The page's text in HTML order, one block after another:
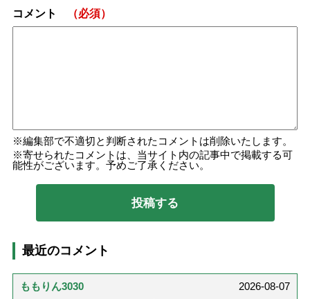
コメント （必須）
編集部で不適切と判断されたコメントは削除いたします。
寄せられたコメントは、当サイト内の記事中で掲載する可
能性がございます。予めご了承ください。
最近のコメント
ももりん3030
2026-08-07